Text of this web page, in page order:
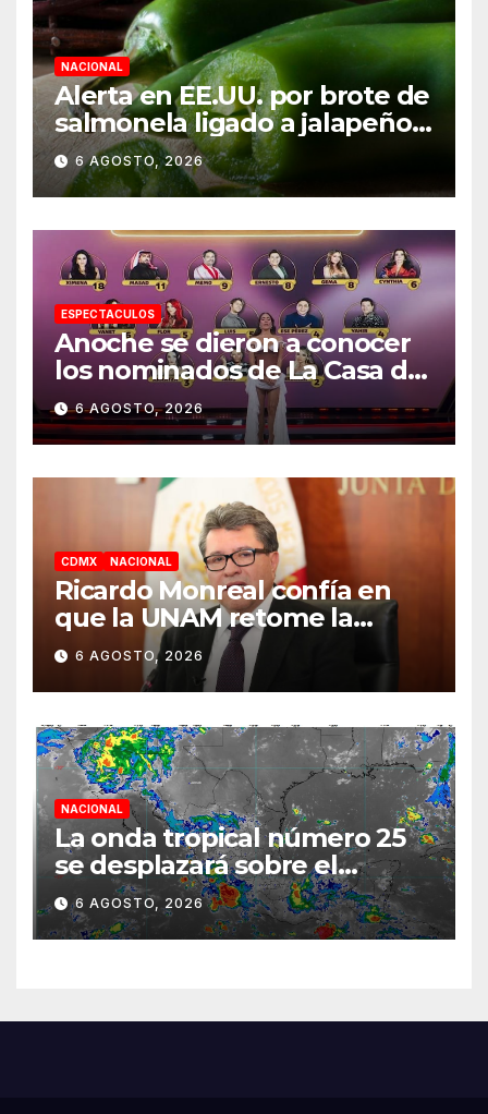
NACIONAL
Alerta en EE.UU. por brote de
salmonela ligado a jalapeños
mexicanos; reportan 345
casos
6 AGOSTO, 2026
ESPECTACULOS
Anoche se dieron a conocer
los nominados de La Casa de
los Famosos México 2026 en
la segunda semana
6 AGOSTO, 2026
CDMX NACIONAL
Ricardo Monreal confía en
que la UNAM retome la
normalidad e inicie el
semestre mediante el
diálogo
6 AGOSTO, 2026
NACIONAL
La onda tropical número 25
se desplazará sobre el
sureste mexicano
6 AGOSTO, 2026